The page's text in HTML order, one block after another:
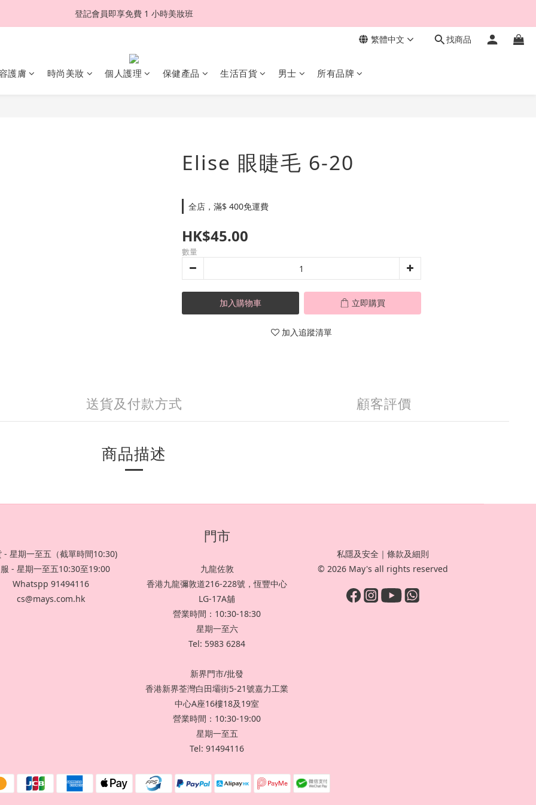
登記會員即享免費 1 小時美妝班
繁體中文 找商品
護膚 時尚美妝 個人護理 保健產品 生活百貨 男士 所有品牌
Elise 眼睫毛 6-20
全店，滿$ 400免運費
HK$45.00
數量
加入購物車 立即購買
加入追蹤清單
送貨及付款方式 顧客評價
商品描述
- 星期一至五（截單時間10:30)
- 星期一至五10:30至19:00
Whatspp 91494116
cs@mays.com.hk
門市
九龍佐敦
香港九龍彌敦道216-228號，恆豐中心
LG-17A舖
營業時間：10:30-18:30
星期一至六
Tel: 5983 6284
新界門市/批發
香港新界荃灣白田壩街5-21號嘉力工業
中心A座16樓18及19室
營業時間：10:30-19:00
星期一至五
Tel: 91494116
私隱及安全 ｜條款及細則
© 2026 May's all rights reserved